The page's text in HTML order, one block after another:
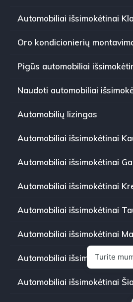
Automobiliai išsimokėtinai
Oro kondicionierių
Pigūs automobiliai
Naudoti automobiliai
Automobilių lizingas
Automobiliai išsimokėtinai
Automobiliai išsimokėtinai
Automobiliai išsimokėtinai
Automobiliai išsimokėtinai
Automobiliai išsimokėtinai
Automobiliai išsimokėtinai
Automobiliai išsimokėtinai